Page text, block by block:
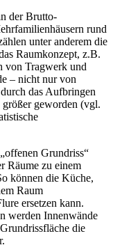
der Brutto-
rund
unter anderem die
Raumkonzept, z.B.
von Tragwerk und
– nicht nur von
das Aufbringen
geworden (vgl.
Grundriss“
Räume zu einem
können die Küche,
Raum
ersetzen kann.
werden Innenwände
die